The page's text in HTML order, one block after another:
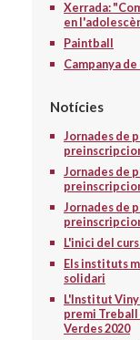
Xerrada:
en
Paintball
Campanya
Notícies
Jornades de
Jornades de
Jornades de
L'inici del
Els instituts
solidari
L'Institut
premi Treball
Verdes 2020